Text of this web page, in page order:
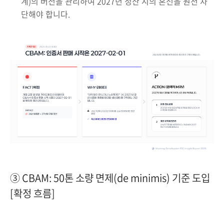
단해야 합니다.
③ CBAM: 50톤 소량 면제(de minimis) 기준 도입
[확정 흐름]